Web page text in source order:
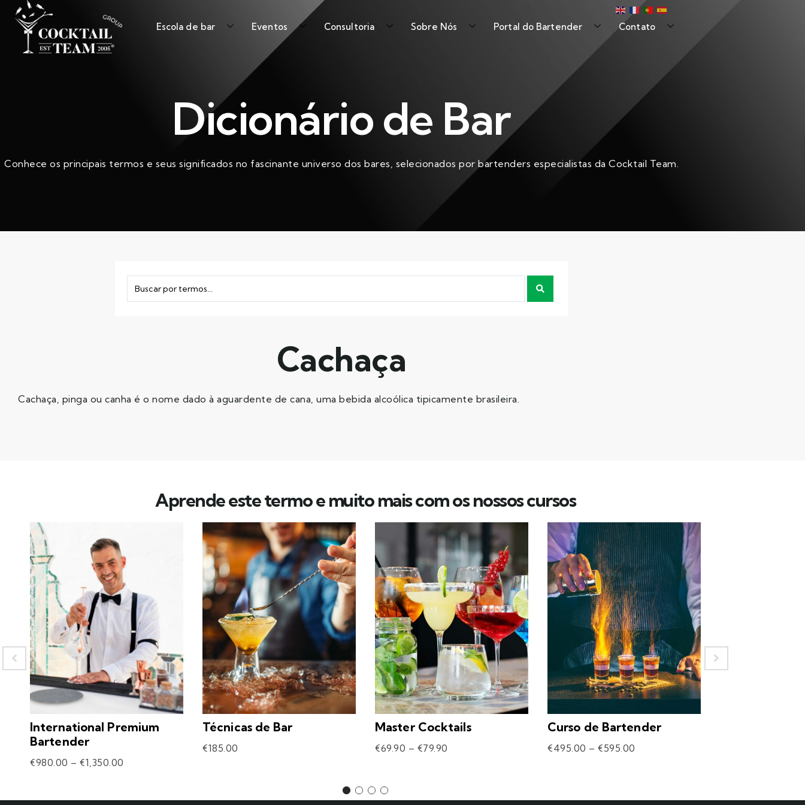
Escola de bar Eventos Consultoria Sobre Nós Portal do Bartender Contato
Dicionário de Bar
Conhece os principais termos e seus significados no fascinante universo dos bares, selecionados por bartenders especialistas da Cocktail Team.
Cachaça
Cachaça, pinga ou canha é o nome dado à aguardente de cana, uma bebida alcoólica tipicamente brasileira.
Aprende este termo e muito mais com os nossos cursos
International Premium
Bartender
€980.00 – €1,350.00
Técnicas de Bar
€185.00
Master Cocktails
€69.90 – €79.90
Curso de Bartender
€495.00 – €595.00